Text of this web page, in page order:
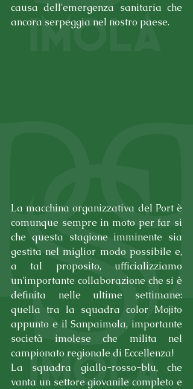
causa dell'emergenza sanitaria che
ancora serpeggia nel nostro paese.
La macchina organizzativa del Port è
comunque sempre in moto per far si
che questa stagione imminente sia
gestita nel miglior modo possibile e,
a tal proposito, ufficializziamo
un'importante collaborazione che si è
definita nelle ultime settimane:
quella tra la squadra color Mojito
appunto e il Sanpaimola, importante
società imolese che milita nel
campionato regionale di Eccellenza!
La squadra giallo-rosso-blu, che
vanta un settore giovanile completo e